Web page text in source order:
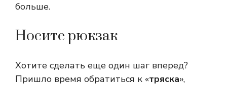
больше.
Носите рюкзак
Хотите сделать еще один шаг вперед?
Пришло время обратиться к «тряска»,